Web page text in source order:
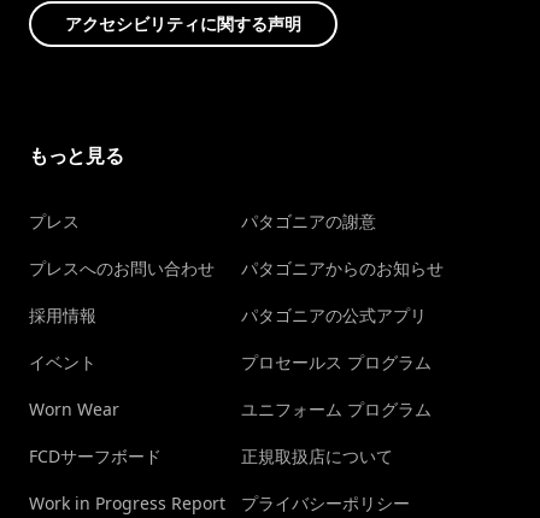
アクセシビリティに関する声明
もっと見る
プレス
プレスへのお問い合わせ
採用情報
イベント
Worn Wear
FCDサーフボード
Work in Progress Report
パタゴニアの謝意
パタゴニアからのお知らせ
パタゴニアの公式アプリ
プロセールス プログラム
ユニフォーム プログラム
正規取扱店について
プライバシーポリシー